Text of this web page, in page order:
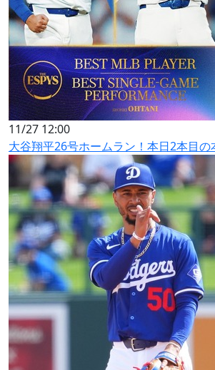
11/27 12:00
大谷翔平26号ホームラン！本日2本目